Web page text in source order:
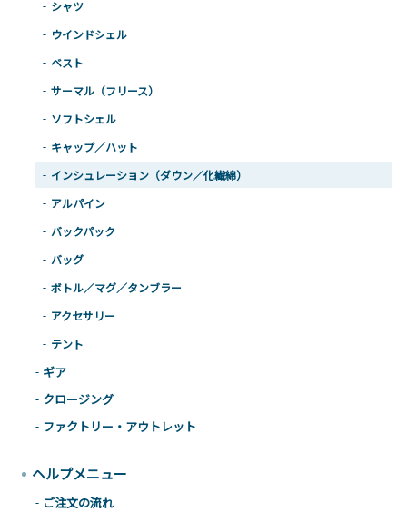
シャツ
ウインドシェル
ベスト
サーマル（フリース）
ソフトシェル
キャップ／ハット
インシュレーション（ダウン／化繊綿）
アルパイン
バックパック
バッグ
ボトル／マグ／タンブラー
アクセサリー
テント
ギア
クロージング
ファクトリー・アウトレット
ヘルプメニュー
ご注文の流れ